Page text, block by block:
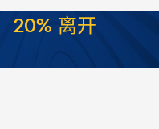
20% 离开